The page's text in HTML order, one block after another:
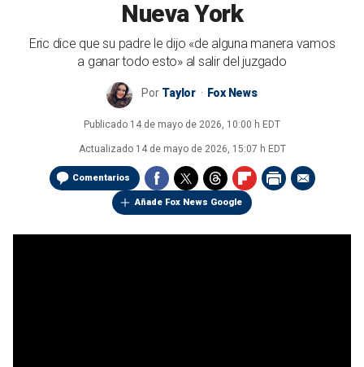
Nueva York
Eric dice que su padre le dijo «de alguna manera vamos
a ganar todo esto» al salir del juzgado
Por Taylor Fox News
Publicado 14 de mayo de 2026, 10:00 h EDT
Actualizado 14 de mayo de 2026, 15:07 h EDT
Comentarios
Añade Fox News Google